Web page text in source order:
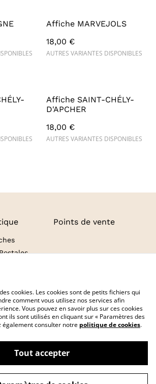
Affiche MARVEJOLS
18,00 €
AUTRES VARIANTES DISPONIBLES
Affiche SAINT-CHÉLY-
D'APCHER
18,00 €
AUTRES VARIANTES DISPONIBLES
Points de vente
Politique de
confidentialité
de la Bête
cookies. Les cookies sont de petits fichiers qui
comment vous utilisez nos services afin
Vous pouvez en savoir plus sur ces cookies
ils sont utilisés en cliquant sur « Paramètres des
également consulter notre politique de cookies.
Tout accepter